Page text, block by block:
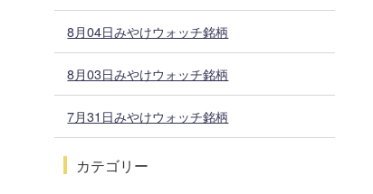
8月04日みやけウォッチ銘柄
8月03日みやけウォッチ銘柄
7月31日みやけウォッチ銘柄
カテゴリー